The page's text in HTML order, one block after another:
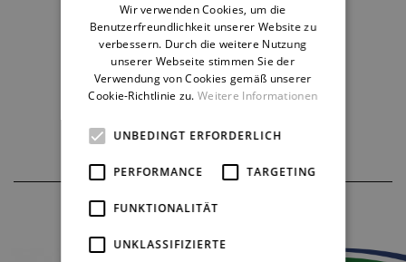
THEATERPARTNER
GERMAN
Wir verwenden Cookies, um die
Benutzerfreundlichkeit unserer Website zu
verbessern. Durch die weitere Nutzung
unserer Webseite stimmen Sie der
Verwendung von Cookies gemäß unserer
Cookie-Richtlinie zu. Weitere Informationen
UNBEDINGT ERFORDERLICH
PERFORMANCE TARGETING
FUNKTIONALITÄT
UNKLASSIFIZIERTE